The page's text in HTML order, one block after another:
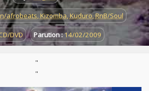
afrobeats, Kizomba,Kuduro,RnB/Soul
DVD Parution :14/02/2009
"
"